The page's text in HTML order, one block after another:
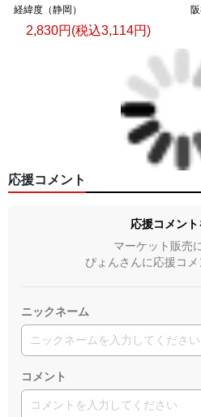
経緯度（静岡）
2,830円(税込3,114円)
応援コメント
応援コメン
マーケット販売
ぴょんさんに応援コメ
ニックネーム
コメント